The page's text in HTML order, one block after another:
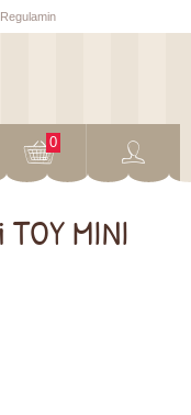
Regulamin
0
MINI